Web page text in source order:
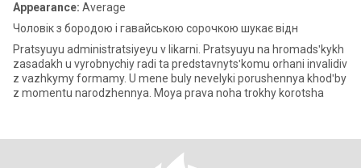
Appearance: Average
Чоловік з бородою і гавайською сорочкою шукає відн
Pratsyuyu administratsiyeyu v likarni. Pratsyuyu na hromadsʹkykh
zasadakh u vyrobnychiy radi ta predstavnytsʹkomu orhani invalidiv
z vazhkymy formamy. U mene buly nevelyki porushennya khodʹby
z momentu narodzhennya. Moya prava noha trokhy korotsha